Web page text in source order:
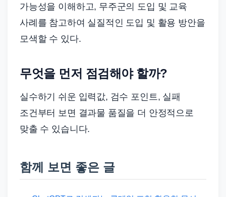
가능성을 이해하고, 무주군의 도입 및 교육
사례를 참고하여 실질적인 도입 및 활용 방안을
모색할 수 있다.
무엇을 먼저 점검해야 할까?
실수하기 쉬운 입력값, 검수 포인트, 실패
조건부터 보면 결과물 품질을 더 안정적으로
맞출 수 있습니다.
함께 보면 좋은 글